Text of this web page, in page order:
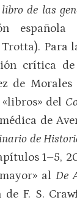
de las
Trotta). Para
crítica de
de Morales
del
de
de
1–5,
alDe
de F. S.